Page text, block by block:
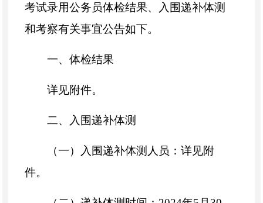
考试录用公务员体检结果、入围递补体测
和考察有关事宜公告如下。
一、体检结果
详见附件。
二、入围递补体测
（一）入围递补体测人员：详见附
件。